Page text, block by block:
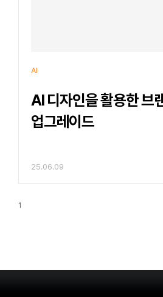
AI
AI 디자인을 활용한 브
업그레이드
25.06.09
1